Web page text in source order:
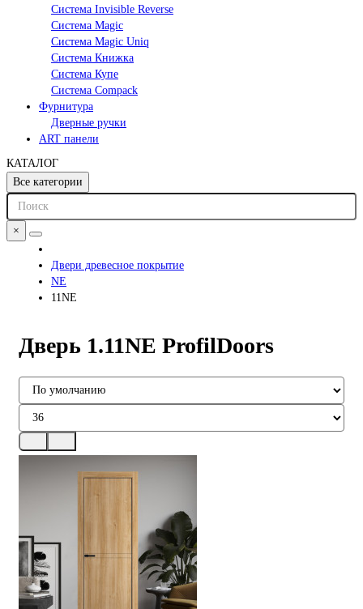
Система Invisible Reverse
Система Magic
Система Magic Uniq
Система Книжка
Система Купе
Система Compack
Фурнитура
Дверные ручки
ART панели
КАТАЛОГ
Все категории
×
Двери древесное покрытие
NE
11NE
Дверь 1.11NE ProfilDoors